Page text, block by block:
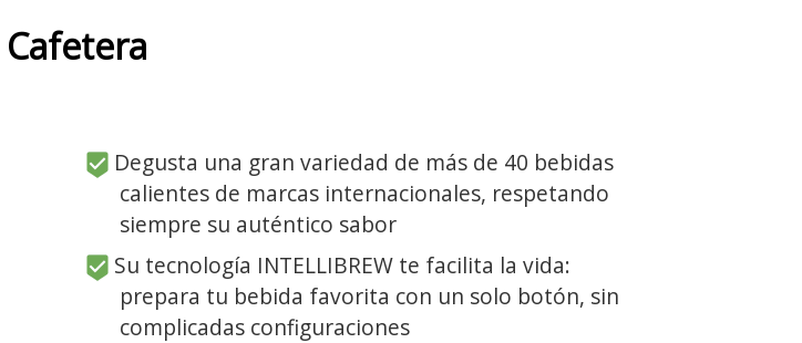
Cafetera
Degusta una gran variedad de más de 40 bebidas
calientes de marcas internacionales, respetando
siempre su auténtico sabor
Su tecnología INTELLIBREW te facilita la vida:
prepara tu bebida favorita con un solo botón, sin
complicadas configuraciones